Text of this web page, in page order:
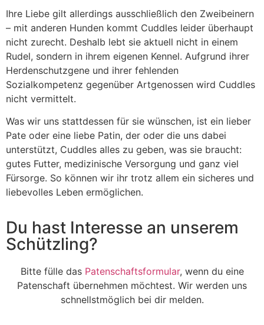
Ihre Liebe gilt allerdings ausschließlich den Zweibeinern
– mit anderen Hunden kommt Cuddles leider überhaupt
nicht zurecht. Deshalb lebt sie aktuell nicht in einem
Rudel, sondern in ihrem eigenen Kennel. Aufgrund ihrer
Herdenschutzgene und ihrer fehlenden
Sozialkompetenz gegenüber Artgenossen wird Cuddles
nicht vermittelt.
Was wir uns stattdessen für sie wünschen, ist ein lieber
Pate oder eine liebe Patin, der oder die uns dabei
unterstützt, Cuddles alles zu geben, was sie braucht:
gutes Futter, medizinische Versorgung und ganz viel
Fürsorge. So können wir ihr trotz allem ein sicheres und
liebevolles Leben ermöglichen.
Du hast Interesse an unserem
Schützling?
Bitte fülle das Patenschaftsformular, wenn du eine
Patenschaft übernehmen möchtest. Wir werden uns
schnellstmöglich bei dir melden.